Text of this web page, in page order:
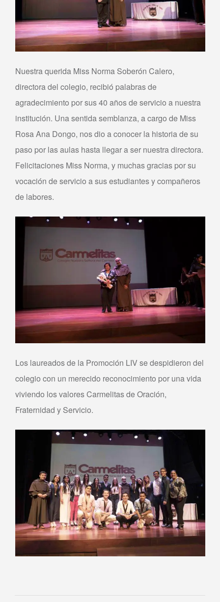
Nuestra querida Miss Norma Soberón Calero,
directora del colegio, recibió palabras de
agradecimiento por sus 40 años de servicio a nuestra
institución. Una sentida semblanza, a cargo de Miss
Rosa Ana Dongo, nos dio a conocer la historia de su
paso por las aulas hasta llegar a ser nuestra directora.
Felicitaciones Miss Norma, y muchas gracias por su
vocación de servicio a sus estudiantes y compañeros
de labores.
Los laureados de la Promoción LIV se despidieron del
colegio con un merecido reconocimiento por una vida
viviendo los valores Carmelitas de Oración,
Fraternidad y Servicio.